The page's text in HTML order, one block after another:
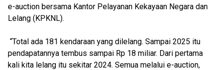
e-auction bersama Kantor Pelayanan Kekayaan Negara dan
Lelang (KPKNL).
“Total ada 181 kendaraan yang dilelang. Sampai 2025 itu
pendapatannya tembus sampai Rp 18 miliar. Dari pertama
kali kita lelang itu sekitar 2024. Semua melalui e-auction,